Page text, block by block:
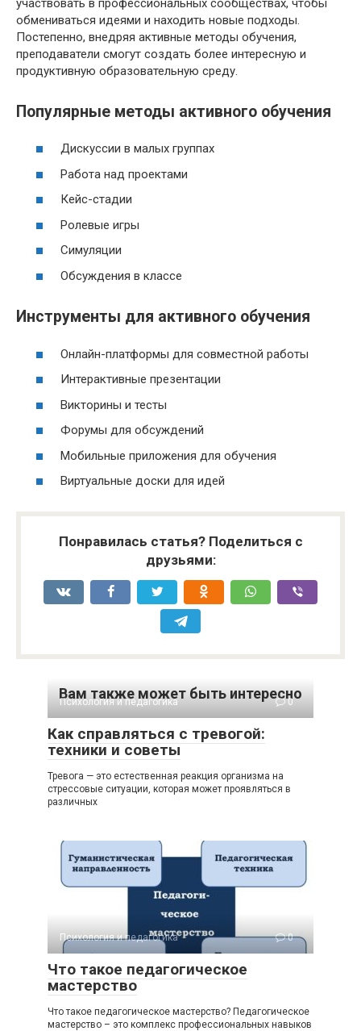
обмениваться идеями и находить новые подходы.
Постепенно, внедряя активные методы обучения,
преподаватели смогут создать более интересную и
продуктивную образовательную среду.
Популярные методы активного обучения
Дискуссии в малых группах
Работа над проектами
Кейс-стадии
Ролевые игры
Симуляции
Обсуждения в классе
Инструменты для активного обучения
Онлайн-платформы для совместной работы
Интерактивные презентации
Викторины и тесты
Форумы для обсуждений
Мобильные приложения для обучения
Виртуальные доски для идей
Понравилась статья? Поделиться с
друзьями:
Вам также может быть интересно
Психология и педагогика 0
Как справляться с тревогой:
техники и советы
Тревога — это естественная реакция организма на
стрессовые ситуации, которая может проявляться в
различных
Психология и педагогика 0
Что такое педагогическое
мастерство
Что такое педагогическое мастерство? Педагогическое
мастерство – это комплекс профессиональных навыков